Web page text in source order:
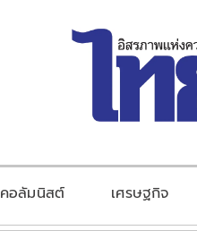
คอลัมนิสต์ เศรษฐกิจ